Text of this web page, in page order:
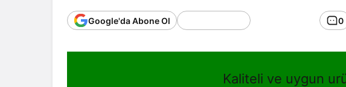
Google'da Abone Ol 0
Kaliteli ve uygun